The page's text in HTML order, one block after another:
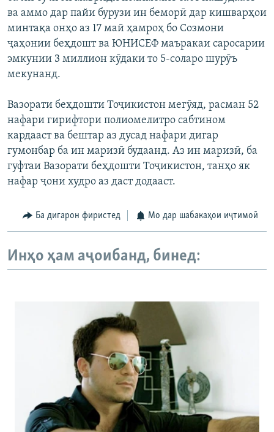
ва аммо дар пайи бурузи ин беморӣ дар кишварҳои
минтақа онҳо аз 17 май ҳамроҳ бо Созмони
ҷаҳонии беҳдошт ва ЮНИСЕФ маъракаи саросарии
эмкунии 3 миллион кӯдаки то 5-соларо шурӯъ
мекунанд.
Вазорати беҳдошти Тоҷикистон мегӯяд, расман 52
нафари гирифтори полиомелитро сабтином
кардааст ва бештар аз дусад нафари дигар
гумонбар ба ин маризӣ будаанд. Аз ин маризӣ, ба
гуфтаи Вазорати беҳдошти Тоҷикистон, танҳо як
нафар ҷони худро аз даст додааст.
Ба дигарон фиристед Мо дар шабакаҳои иҷтимоӣ
Инҳо ҳам аҷоибанд, бинед: